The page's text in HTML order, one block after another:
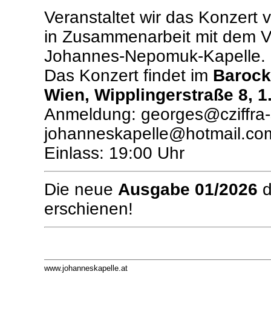
Veranstaltet wir das Konzert
in Zusammenarbeit mit dem
Johannes-Nepomuk-Kapelle.
Das Konzert findet im
Wien, Wipplingerstraße 8,
Anmeldung:
Einlass: 19:00 Uhr
Die neue Ausgabe 01/2026
erschienen!
www.johanneskapelle.at